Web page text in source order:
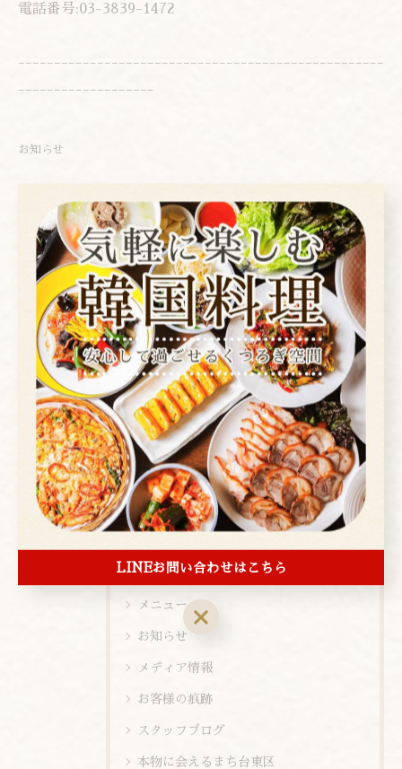
電話番号:03-3839-1472
---------------------------------------------------
-------------------
お知らせ
< 前のページ 一覧に戻る 次のページ >
カテゴリー Categories
全てのカテゴリー
焼肉
コース
お酒
ランチ
ディナー
新メニュー
メニュー
お知らせ
メディア情報
お客様の痕跡
スタッフブログ
本物に会えるまち台東区
LINEお問い合わせはこちら